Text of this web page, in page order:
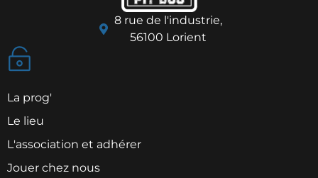
8 rue de l'industrie,
56100 Lorient
La prog'
Le lieu
L'association et adhérer
Jouer chez nous